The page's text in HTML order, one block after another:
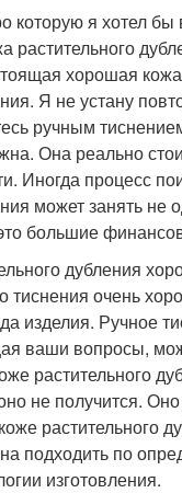
которую я хотел бы
растительного
хорошая кожа
Я не устану
ручным
Она реально
Иногда процесс
может занять не
большие
дубления
тиснения очень
изделия. Ручное
ваши вопросы,
растительного
не получится.
растительного
подходить по
изготовления.